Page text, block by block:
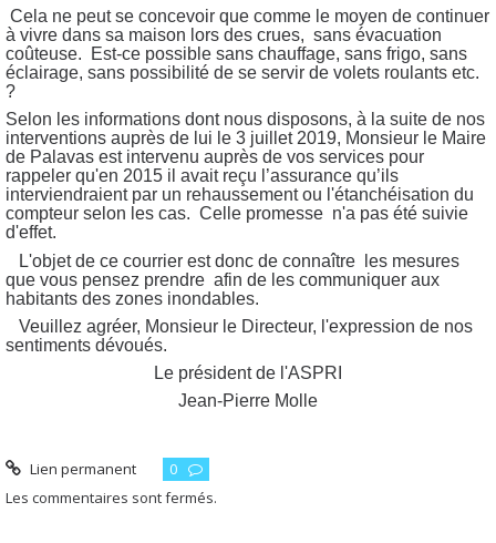
Cela ne peut se concevoir que comme le moyen de continuer
à vivre dans sa maison lors des crues, sans évacuation
coûteuse. Est-ce possible sans chauffage, sans frigo, sans
éclairage, sans possibilité de se servir de volets roulants etc.
?
Selon les informations dont nous disposons, à la suite de nos
interventions auprès de lui le 3 juillet 2019, Monsieur le Maire
de Palavas est intervenu auprès de vos services pour
rappeler qu'en 2015 il avait reçu l’assurance qu’ils
interviendraient par un rehaussement ou l'étanchéisation du
compteur selon les cas. Celle promesse n'a pas été suivie
d'effet.
L'objet de ce courrier est donc de connaître les mesures
que vous pensez prendre afin de les communiquer aux
habitants des zones inondables.
Veuillez agréer, Monsieur le Directeur, l'expression de nos
sentiments dévoués.
Le président de l'ASPRI
Jean-Pierre Molle
Lien permanent
0
Les commentaires sont fermés.